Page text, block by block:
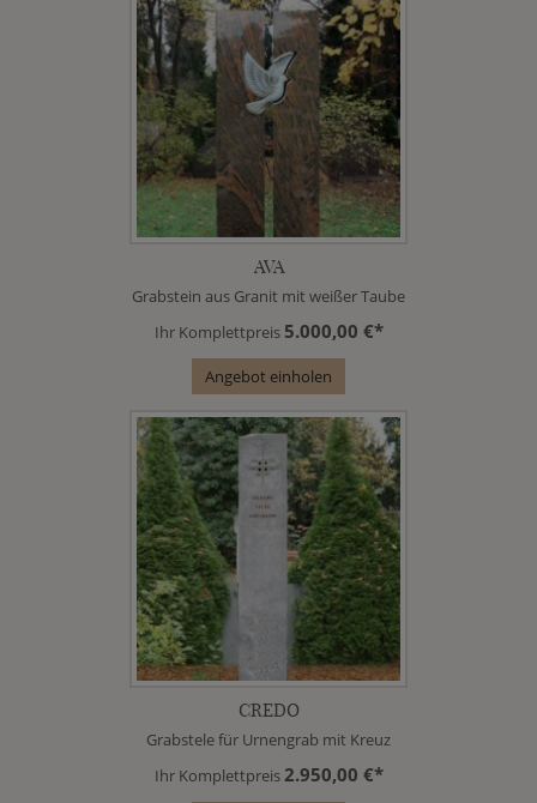
AVA
Grabstein aus Granit mit weißer Taube
Ihr Komplettpreis 5.000,00 €*
Angebot einholen
CREDO
Grabstele für Urnengrab mit Kreuz
Ihr Komplettpreis2.950,00 €*